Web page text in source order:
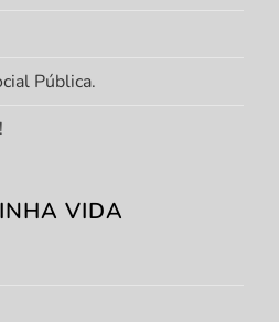
Pública.
VIDA